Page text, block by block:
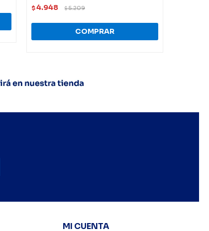
$4.948 $5.209
MI CUENTA